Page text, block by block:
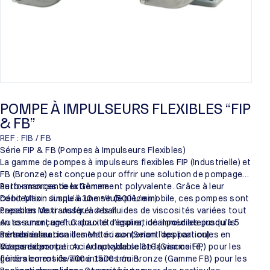
POMPE À IMPULSEURS FLEXIBLES “FIP
& FB”
REF : FIB / FB
Série FIP & FB (Pompes à Impulseurs Flexibles)
La gamme de pompes à impulseurs flexibles FIP (Industrielle) et
FB (Bronze) est conçue pour offrir une solution de pompage
auto-amorçante extrêmement polyvalente. Grâce à leur
conception simple à une seule pièce mobile, ces pompes sont
capables de transférer des fluides de viscosités variées tout
en assurant un flux doux et régulier, idéal pour les produits
sensibles au cisaillement ou contenant des particules en
suspension.
Performances de la Gamme :
Débit Maxi : Jusqu’à 30 m³/h (500 L/min).
Pression Maxi : Jusqu’à 4 bar.
Auto-amorçage : Capacité d’aspiration immédiate jusqu’à 5
mètres à sec.
Vitesse de rotation : Adaptable selon la viscosité,
généralement de 700 à 1500 tr/min.
Personnalisation des Matériaux (Selon l’application) :
Corps de pompe : Acier Inoxydable 316 (Gamme FIP) pour les
fluides corrosifs/alimentaires ou Bronze (Gamme FB) pour les